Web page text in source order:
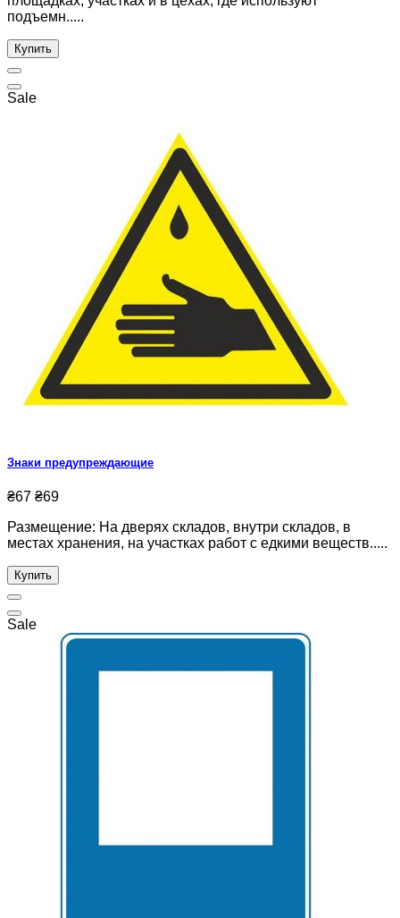
подъемн.....
Купить
Sale
Знаки предупреждающие
₴67 ₴69
Размещение: На дверях складов, внутри складов, в
местах хранения, на участках работ с едкими веществ.....
Купить
Sale